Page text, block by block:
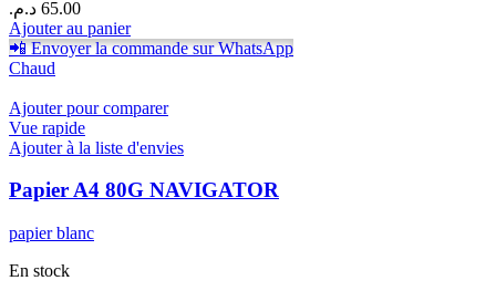
65.00 د.م.
Ajouter au panier
📲 Envoyer la commande sur WhatsApp
Chaud
Ajouter pour comparer
Vue rapide
Ajouter à la liste d'envies
Papier A4 80G NAVIGATOR
papier blanc
En stock